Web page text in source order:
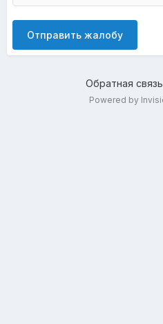
Отправить жалобу
Обратная связь
Powered by